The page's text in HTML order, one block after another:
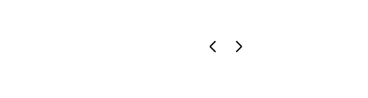
Pagina precedente